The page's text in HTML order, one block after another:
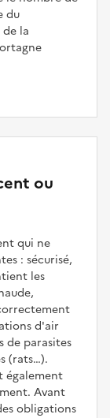
du
la
ou
qui ne
: sécurisé,
les
d'air
de parasites
(rats…).
également
Avant
obligations